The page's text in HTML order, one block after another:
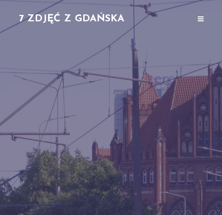
7 ZDJĘĆ Z GDAŃSKA